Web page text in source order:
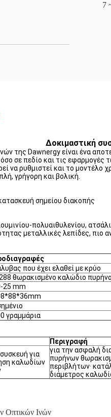
7
Δοκιμαστική
της Dawnergy είναι ένα
σε πεδίο και τις εφαρμογές
να ρυθμιστεί και το μοντέλο
γρήγορη και βολική.
σημείου διακοπής
πολυαιθυλενίου,
μεταλλικές λεπίδες, πιο
που έχει ελαθεί με κρύο
θωρακισμένο καλώδιο
25 mm
γραμμάρια
Περιγραφή
για
καλωδίων
για την ασφαλή
πυρήνων
περιβλήτων·
διάμετρος
Οπτικών Ινών